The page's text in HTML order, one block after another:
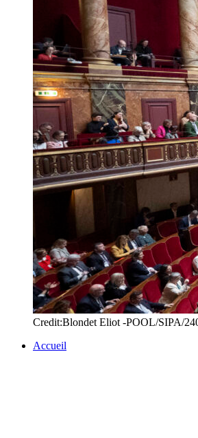
Credit:Blondet Eliot -POOL/SIPA/
Accueil